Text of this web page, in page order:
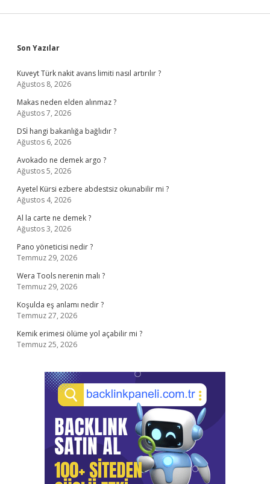
Sidebar
Son Yazılar
Kuveyt Türk nakit avans limiti nasıl artırılır ?
Ağustos 8, 2026
Makas neden elden alınmaz ?
Ağustos 7, 2026
DSİ hangi bakanlığa bağlıdır ?
Ağustos 6, 2026
Avokado ne demek argo ?
Ağustos 5, 2026
Ayetel Kürsi ezbere abdestsiz okunabilir mi ?
Ağustos 4, 2026
Al la carte ne demek ?
Ağustos 3, 2026
Pano yöneticisi nedir ?
Temmuz 29, 2026
Wera Tools nerenin malı ?
Temmuz 29, 2026
Koşulda eş anlamı nedir ?
Temmuz 27, 2026
Kemik erimesi ölüme yol açabilir mi ?
Temmuz 25, 2026